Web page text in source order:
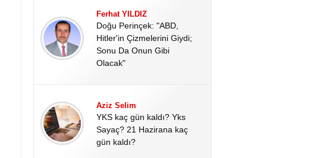
Ferhat YILDIZ
Doğu Perinçek: "ABD,
Hitler'in Çizmelerini Giydi;
Sonu Da Onun Gibi
Olacak"
Aziz Selim
YKS kaç gün kaldı? Yks
Sayaç? 21 Hazirana kaç
gün kaldı?